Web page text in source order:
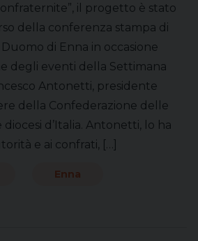
il progetto è stato
della conferenza stampa di
di Enna in occasione
degli eventi della Settimana
Antonetti, presidente
della Confederazione delle
d’Italia. Antonetti, lo ha
e ai confrati, […]
Enna